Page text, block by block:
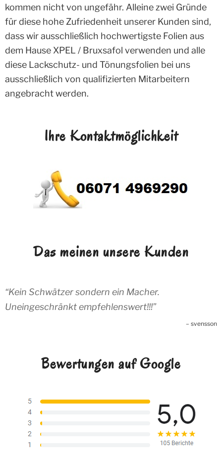
kommen nicht von ungefähr. Alleine zwei Gründe
für diese hohe Zufriedenheit unserer Kunden sind,
dass wir ausschließlich hochwertigste Folien aus
dem Hause XPEL / Bruxsafol verwenden und alle
diese Lackschutz- und Tönungsfolien bei uns
ausschließlich von qualifizierten Mitarbeitern
angebracht werden.
Ihre Kontaktmöglichkeit
Das meinen unsere Kunden
Kein Schwätzer sondern ein Macher.
Uneingeschränkt empfehlenswert!!!
svensson
Bewertungen auf Google